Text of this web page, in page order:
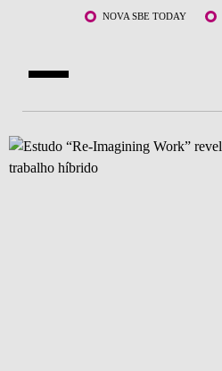
Saltar para o conteúdo principalNOVA SBE TODAY
CURSOS